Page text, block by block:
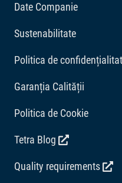
Date Companie
Sustenabilitate
Politica de
Garanția Calității
Politica de Cookie
Tetra Blog
Quality requirements